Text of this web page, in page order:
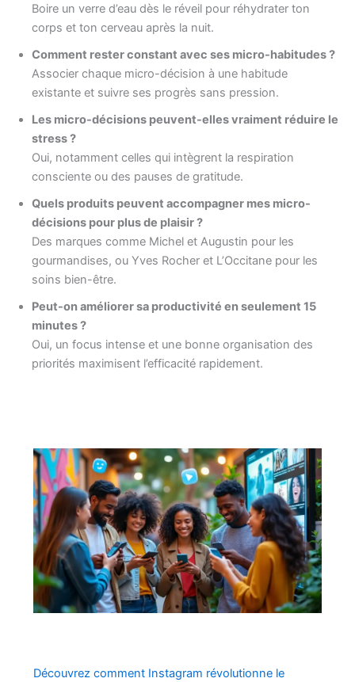
Boire un verre d’eau dès le réveil pour réhydrater ton
corps et ton cerveau après la nuit.
Comment rester constant avec ses micro-habitudes ?
Associer chaque micro-décision à une habitude
existante et suivre ses progrès sans pression.
Les micro-décisions peuvent-elles vraiment réduire le
stress ?
Oui, notamment celles qui intègrent la respiration
consciente ou des pauses de gratitude.
Quels produits peuvent accompagner mes micro-
décisions pour plus de plaisir ?
Des marques comme Michel et Augustin pour les
gourmandises, ou Yves Rocher et L’Occitane pour les
soins bien-être.
Peut-on améliorer sa productivité en seulement 15
minutes ?
Oui, un focus intense et une bonne organisation des
priorités maximisent l’efficacité rapidement.
Découvrez comment Instagram révolutionne le